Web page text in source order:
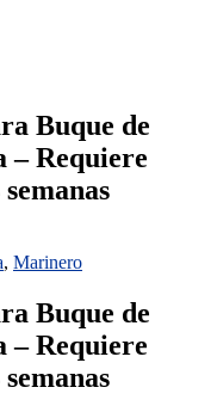
Buque de
– Requiere
, Marinero
Buque de
– Requiere